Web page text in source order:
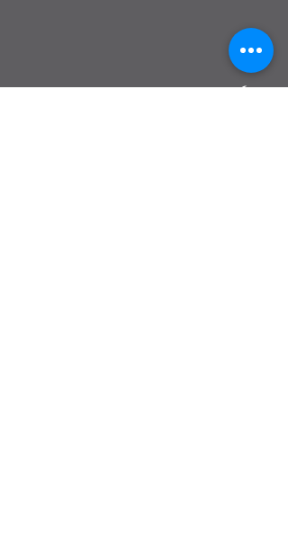
גיליתי שיש בי את רוח העשייה באמנות